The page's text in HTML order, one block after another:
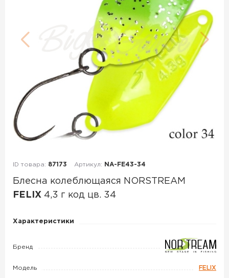
ID товара: 87173 Артикул: NA-FE43-34
Блесна колеблющаяся NORSTREAM
FELIX 4,3 г код цв. 34
Блесна
NORSTREAM
4,3
Характеристики
Бренд
Модель FELIX